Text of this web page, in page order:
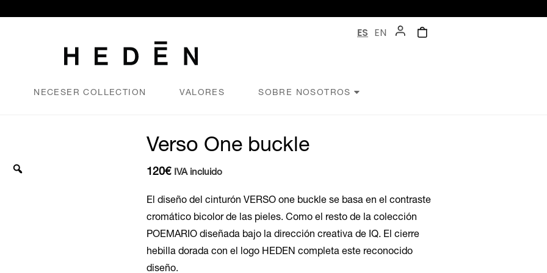
ES EN
NECESER COLLECTION VALORES SOBRE NOSOTROS
Verso One buckle
120€ IVA incluido
El diseño del cinturón VERSO one buckle se basa en el contraste
cromático bicolor de las pieles. Como el resto de la colección
POEMARIO diseñada bajo la dirección creativa de IQ. El cierre
hebilla dorada con el logo HEDEN completa este reconocido
diseño.